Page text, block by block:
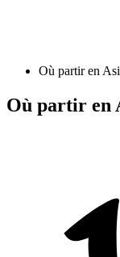
Où partir en
Où partir en